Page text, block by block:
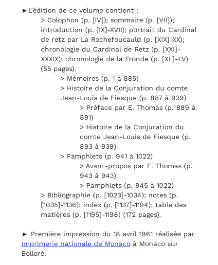
►L'édition de ce volume contient :
> Colophon (p. [IV]); sommaire (p. [VII]);
introduction (p. [IX]-XVII); portrait du Cardinal
de retz par La Rochefoucauld (p. [XIX]-XX);
chronologie du Cardinal de Retz (p. [XXI]-
XXXIX); chronologie de la Fronde (p. [XL]-LV)
(55 pages).
> Mémoires (p. 1 à 885)
> Histoire de la Conjuration du comte
Jean-Louis de Fiesque (p. 887 à 939)
> Préface par E. Thomas (p. 889 à
891)
> Histoire de la Conjuration du
comte Jean-Louis de Fiesque (p.
893 à 939)
> Pamphlets (p. 941 à 1022)
> Avant-propos par E. Thomas (p.
943 à 943)
> Pamphlets (p. 945 à 1022)
> Bibliographie (p. [1023]-1034); notes (p.
[1035]-1136); index (p. [1137]-1194); table des
matières (p. [1195]-1198) (172 pages).
► Première impression du 18 avril 1961 réalisée par
Imprimerie nationale de Monaco à Monaco sur
Bolloré.